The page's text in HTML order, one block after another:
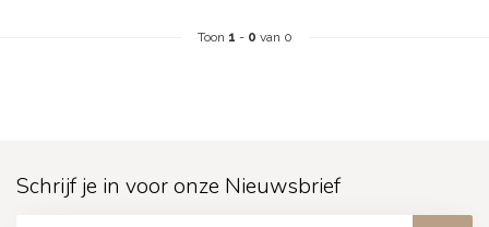
Toon 1 - 0 van 0
Schrijf je in voor onze Nieuwsbrief